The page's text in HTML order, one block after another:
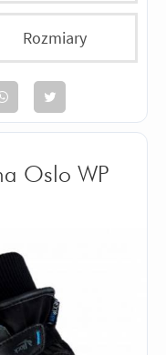
Rozmiary
Oslo WP